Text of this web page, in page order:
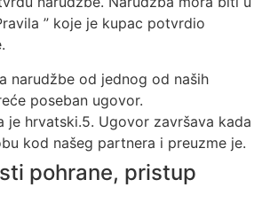
” koje je kupac potvrdio
narudžbe od jednog od naših
poseban ugovor.
je hrvatski.5. Ugovor završava kada
kod našeg partnera i preuzme je.
pohrane, pristup